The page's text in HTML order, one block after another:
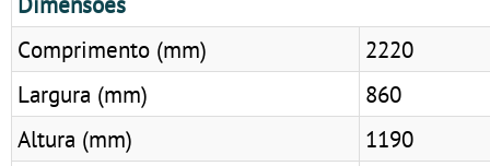
Comprimento (mm)
2220
Largura (mm)
860
Altura (mm)
1190